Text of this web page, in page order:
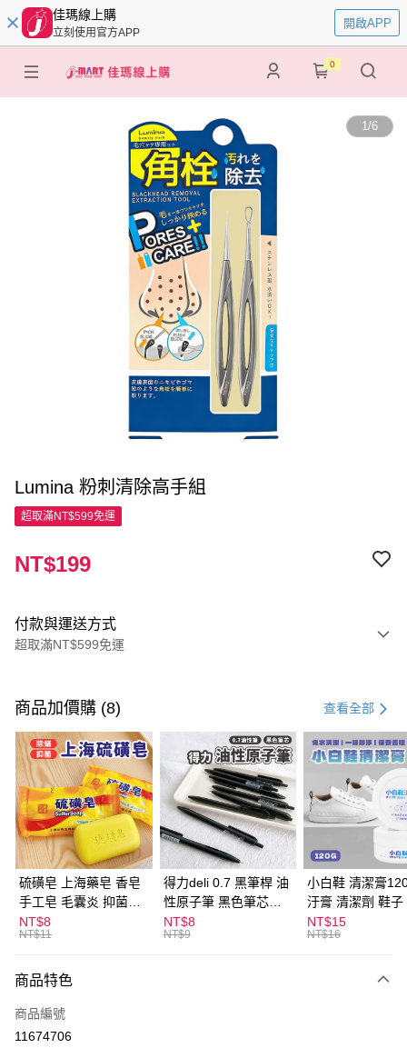
佳瑪線上購
立刻使用官方APP
開啟APP
0
1/6
Lumina 粉刺清除高手組
超取滿NT$599免運
NT$199
付款與運送方式
超取滿NT$599免運
信用卡一次付款
超商取貨付款
LINE Pay
Apple Pay
街口支付
悠遊付
ATM付款
全家取貨付款
每筆NT$60，滿NT$599(含以上)免運費
付款後全家取貨
商品加價購 (8) 查看全部
硫磺皂 上海藥皂 香皂
手工皂 毛囊炎 抑菌除
蟎 清潔護膚 去油去痘
寵物皮膚病 狗狗貓咪
NT$8
NT$11
得力deli 0.7 黑筆桿 油
性原子筆 黑色筆芯
S304
NT$8
NT$9
小白鞋 清潔膏
汙膏 清潔劑 鞋子
漬 白皮鞋 鞋油
NT$15
NT$16
商品特色
商品編號
11674706